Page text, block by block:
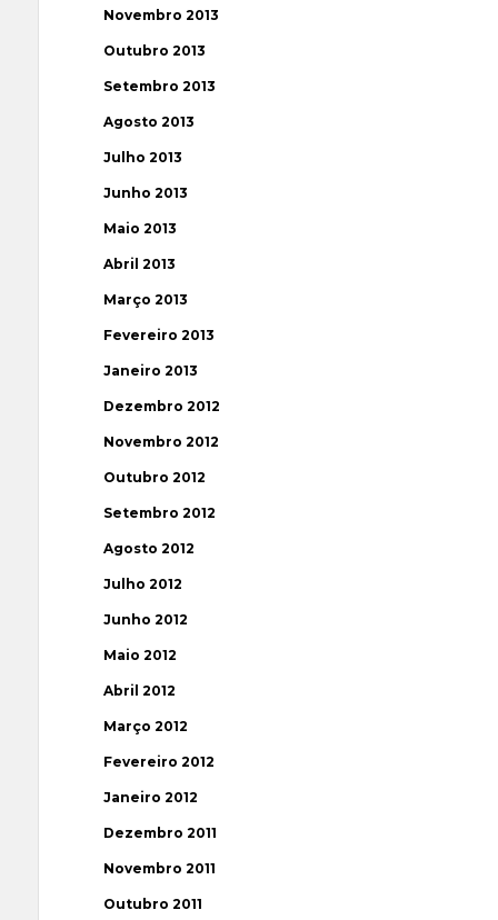
Novembro 2013
Outubro 2013
Setembro 2013
Agosto 2013
Julho 2013
Junho 2013
Maio 2013
Abril 2013
Março 2013
Fevereiro 2013
Janeiro 2013
Dezembro 2012
Novembro 2012
Outubro 2012
Setembro 2012
Agosto 2012
Julho 2012
Junho 2012
Maio 2012
Abril 2012
Março 2012
Fevereiro 2012
Janeiro 2012
Dezembro 2011
Novembro 2011
Outubro 2011